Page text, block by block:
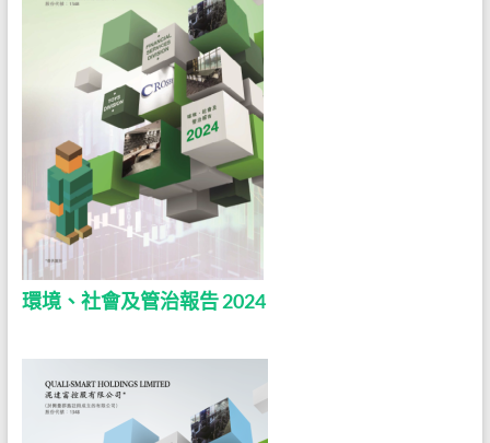
環境、社會及管治報告 2024